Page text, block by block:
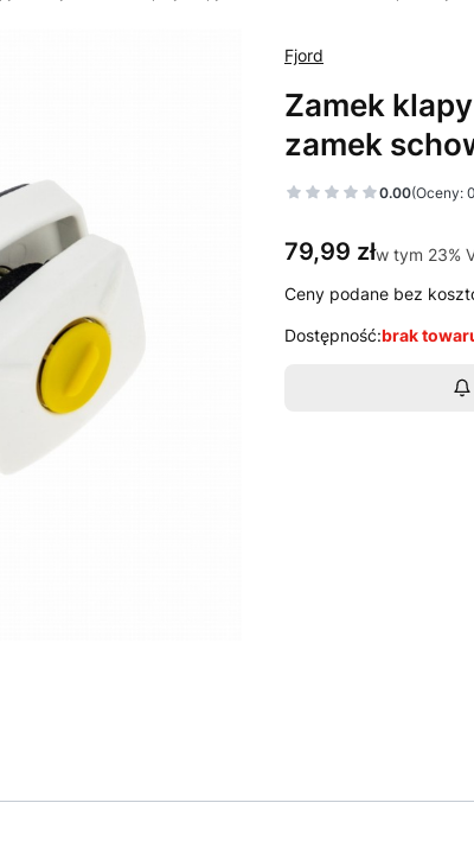
Fjord
Zamek
zamek
0.00(Oceny:
Cena
79,99 złw tym 23%
w tym 23%
Ceny podane bez
Dostępność:brak